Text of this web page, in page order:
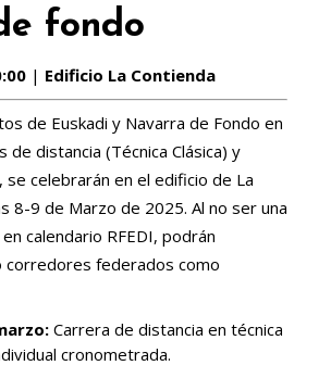
fondo
| Edificio La Contienda
de Euskadi y Navarra de Fondo en
de distancia (Técnica Clásica) y
celebrarán en el edificio de La
8-9 de Marzo de 2025. Al no ser una
calendario RFEDI, podrán
corredores federados como
Carrera de distancia en técnica
cronometrada.